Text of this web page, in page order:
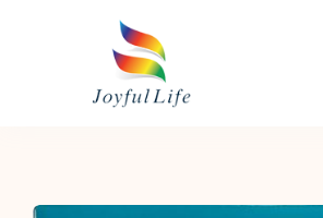
關於我們